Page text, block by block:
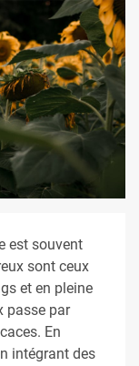
est souvent
sont ceux
et en pleine
passe par
En
intégrant des